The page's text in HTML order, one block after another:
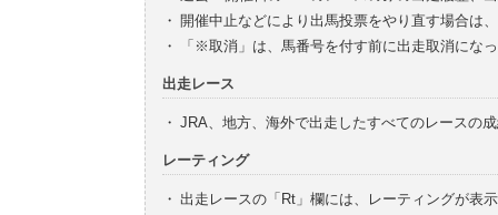
・ 開催中止などにより出馬投票をやり直す場合は
・
「※取消」は、馬番号を付す前に出走取消にな
出走レース
・ JRA、地方、海外で出走したすべてのレースの
レーティング
・ 出走レースの「Rt」欄には、レーティングが表